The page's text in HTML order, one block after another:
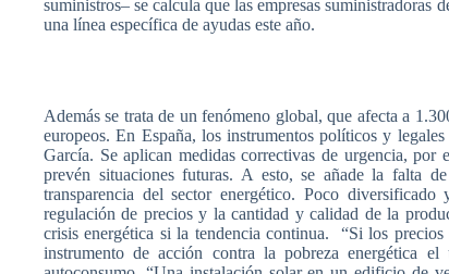
suministros– secalcula que las empresas suministradoras
una línea específica de ayudas este año.
Además se trata de unfenómeno global,que afecta a
europeos. En España, los instrumentos políticos y legales
García. Seaplican medidas correctivas de urgencia,por
prevén situaciones futuras. A esto, se añadela falta
transparencia del sectorenergético. Poco diversificado
regulación de preciosy lacantidad ycalidad de la
crisisenergética si la tendencia continua. “Si los precios
instrumento deacción contra lapobreza energética el